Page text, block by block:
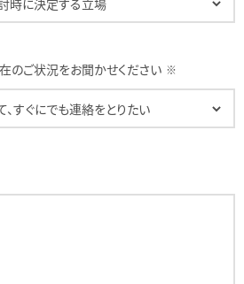
のご状況をお聞かせください ※